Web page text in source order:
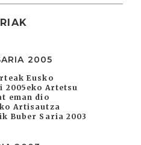
2005
Eusko
2005eko Artetsu
eman dio
Artisautza
Buber Saria 2003